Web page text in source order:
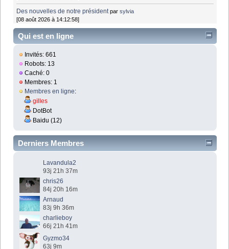
Des nouvelles de notre président parsylvia
[08 août 2026 à 14:12:58]
Qui est en ligne
Invités: 661
Robots: 13
Caché: 0
Membres: 1
Membres en ligne:
gilles
DotBot
Baidu (12)
Derniers Membres
Lavandula2
93j 21h 37m
chris26
84j 20h 16m
Arnaud
83j 9h 36m
charlieboy
66j 21h 41m
Gyzmo34
63j 9m